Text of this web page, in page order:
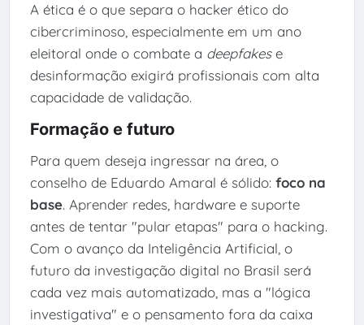
A ética é o que separa o hacker ético do
cibercriminoso, especialmente em um ano
eleitoral onde o combate a deepfakese
desinformação exigirá profissionais com alta
capacidade de validação.
Formação e futuro
Para quem deseja ingressar na área, o
conselho de Eduardo Amaral é sólido: foco na
base. Aprender redes, hardware e suporte
antes de tentar "pular etapas" para o hacking.
Com o avanço da Inteligência Artificial, o
futuro da investigação digital no Brasil será
cada vez mais automatizado, mas a "lógica
investigativa" e o pensamento fora da caixa